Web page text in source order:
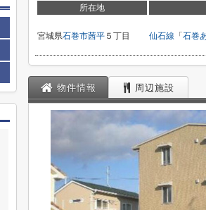
所在地
宮城県石巻市茜平 ５丁目 仙石線 「 石巻
物件情報 周辺施設